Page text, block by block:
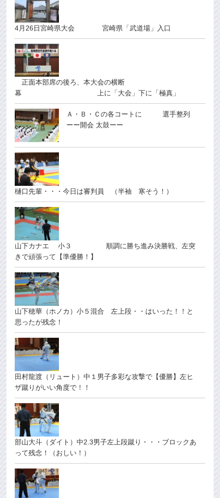
4月26日宮崎県大会 宮崎県「武道場」入口
正面本部席の後ろ、本大会の横断
幕 上に「大会」下に「極真」
Ａ・Ｂ・Ｃの各コートに 選手整列
ーー開会 太鼓ーー
樋口先輩・・・今日は審判員 （半袖 寒そう！）
山下カナエ 小３ 順調に勝ち進み決勝戦、左突
きで頑張って【準優勝！】
山下穂華（ホノカ）小５混合 左上段・・はいった！！と
思ったが残念！
田村龍渡（リュート）中１男子多彩な攻撃で【優勝】左ヒ
ザ蹴りがいい角度で！！
部山大斗（ダイト）中2.3男子左上段蹴り・・・ブロックあ
って残念！（おしい！）